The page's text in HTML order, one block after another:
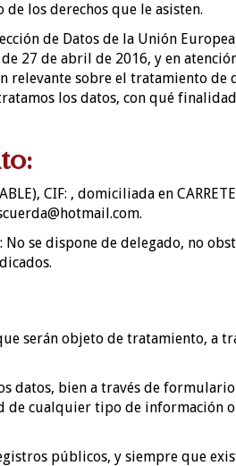
los derechos que le asisten.
de Datos de la Unión Europea
27 de abril de 2016, y en
relevante sobre el tratamiento de
los datos, con qué
CIF: , domiciliada en
.
se dispone de delegado, no
serán objeto de tratamiento, a
datos, bien a través de
de cualquier tipo de información
públicos, y siempre que